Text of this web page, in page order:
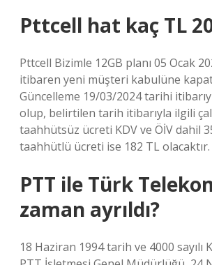
Pttcell hat kaç TL
Pttcell Bizimle 12GB planı 05 Ocak
itibaren yeni müşteri kabulüne
Güncelleme 19/03/2024 tarihi
olup, belirtilen tarih itibarıyla ilgili
taahhütsüz ücreti KDV ve ÖİV dahil
taahhütlü ücreti ise 182 TL olacaktır.
PTT ile Türk
zaman ayrıldı?
18 Haziran 1994 tarih ve 4000 sayılı